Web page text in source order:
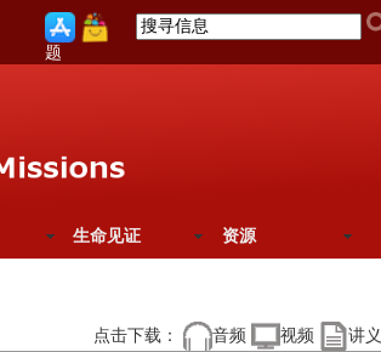
题
生命见证 资源
点击下载： 音频 视频 讲义